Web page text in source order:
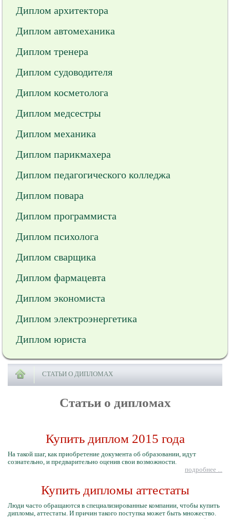
Диплом архитектора
Диплом автомеханика
Диплом тренера
Диплом судоводителя
Диплом косметолога
Диплом медсестры
Диплом механика
Диплом парикмахера
Диплом педагогического колледжа
Диплом повара
Диплом программиста
Диплом психолога
Диплом сварщика
Диплом фармацевта
Диплом экономиста
Диплом электроэнергетика
Диплом юриста
СТАТЬИ О ДИПЛОМАХ
Статьи о дипломах
Купить диплом 2015 года
На такой шаг, как приобретение документа об образовании, идут
сознательно, и предварительно оценив свои возможности.
подробнее ...
Купить дипломы аттестаты
Люди часто обращаются в специализированные компании, чтобы купить
дипломы, аттестаты. И причин такого поступка может быть множество.